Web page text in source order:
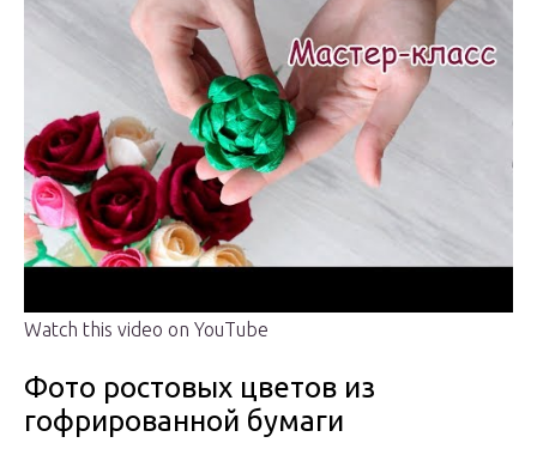
Watch this video on YouTube
Фото ростовых цветов из
гофрированной бумаги